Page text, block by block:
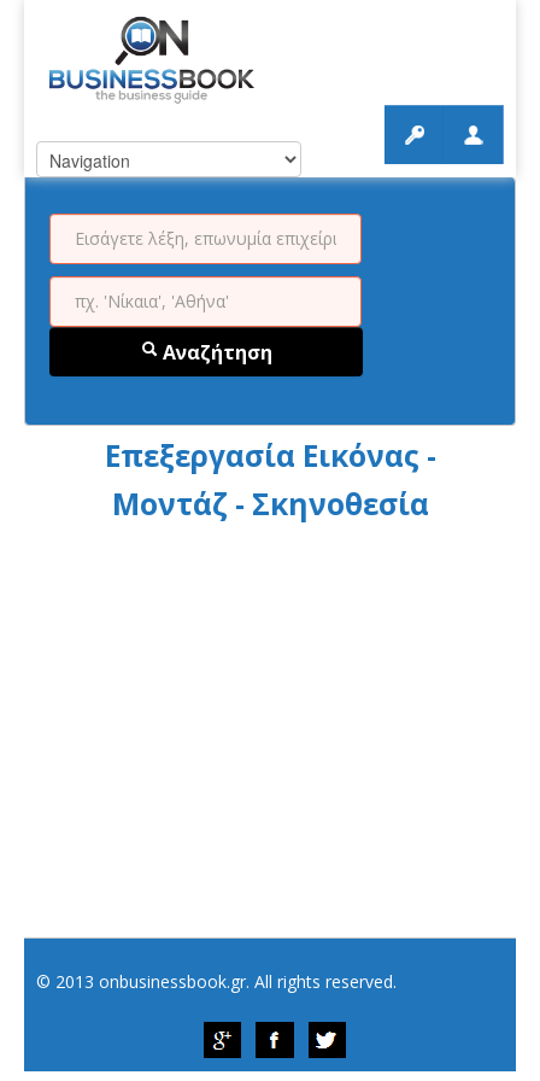
Αναζήτηση
Επεξεργασία Εικόνας -
Μοντάζ - Σκηνοθεσία
© 2013 onbusinessbook.gr. All rights reserved.